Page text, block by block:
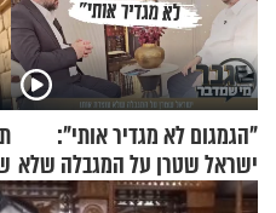
"הגמגום לא מגדיר אותי":
ישראל שטרן על המגבלה שלא
עוצרת אותו